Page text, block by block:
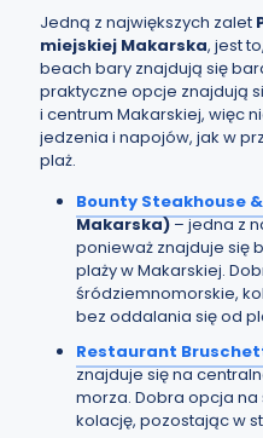
Jedną z największych zalet
miejskiej Makarska, jest
beach bary znajdują się
praktyczne opcje znajdują
i centrum Makarskiej, więc
jedzenia i napojów, jak w
plaż.
Bounty Steakhouse
Makarska)– jedna z
ponieważ znajduje się
plaży w Makarskiej.
śródziemnomorskie,
bez oddalania się od
Restaurant
znajduje się na
morza. Dobra opcja na
kolację, pozostając w